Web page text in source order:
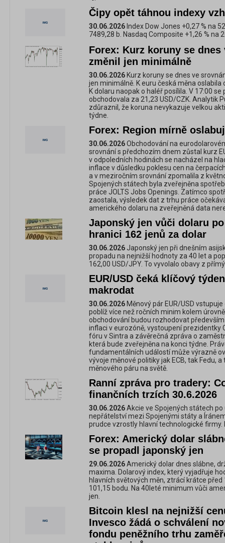
Čipy opět táhnou indexy
30.06.2026 Index Dow Jones +0,27 % na
7489,28 b. Nasdaq Composite +1,26 % na
Forex: Kurz koruny se
změnil jen minimálně
30.06.2026 Kurz koruny se dnes ve
jen minimálně. K euru česká měna oslabila
K dolaru naopak o haléř posílila. V 17:00
obchodovala za 21,23 USD/CZK. Analytik
zdůraznil, že koruna nevykazuje velkou
týdne.
Forex: Region mírně
30.06.2026Obchodování na
srovnání s předchozím dnem zůstal kurz
v odpoledních hodinách se nacházel na
inflace v důsledku poklesu cen na
a v meziročním srovnání zpomalila z
Spojených státech byla zveřejněna
práce JOLTS Jobs Openings. Zatímco
zaostala, výsledek dat z trhu práce
amerického dolaru na zveřejněná data
Japonský jen vůči dolaru
hranici 162 jenů za dolar
30.06.2026Japonský jen při dnešním
propadu na nejnižší hodnoty za 40 let a
162,00 USD/JPY. To vyvolalo obavy z
EUR/USD čeká klíčový
makrodat
30.06.2026 Měnový pár EUR/USD
poblíž více než ročních minim kolem
obchodování budou rozhodovat
inflaci v eurozóně, vystoupení prezidentky
fóru v Sintra a závěrečná zpráva o
která bude zveřejněna na konci týdne.
fundamentálních událostí může výrazně
vývoje měnové politiky jak ECB, tak Fedu,
měnového páru na světě.
Ranní zpráva pro tradery:
finančních trzích 30.6.2026
30.06.2026Akcie ve Spojených státech
nepřátelství mezi Spojenými státy a
prudce vzrostly hlavní technologické firmy.
Forex: Americký dolar
se propadl japonský jen
29.06.2026Americký dolar dnes slábne,
maxima. Dolarový index, který vyjadřuje
hlavních světových měn, ztrácí krátce před
101,15 bodu. Na 40leté minimum vůči
jen.
Bitcoin klesl na nejnižší
Invesco žádá o schválení
fondu peněžního trhu